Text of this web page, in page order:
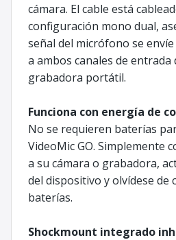
cámara. El cable está
configuración mono dual,
señal del micrófono se
a ambos canales de entrada
grabadora portátil.
Funciona con energía de
No se requieren baterías
VideoMic GO. Simplemente
a su cámara o grabadora,
del dispositivo y olvídese de
baterías.
Shockmount integrado